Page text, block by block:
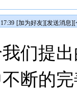
[加为好友][发送消息][
们提
断的